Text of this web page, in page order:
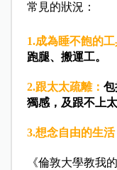
常見的狀況：
1.成為睡不飽的工
跑腿、搬運工。
2.跟太太疏離： 包
獨感，及跟不上
3.想念自由的生活
《倫敦大學教我